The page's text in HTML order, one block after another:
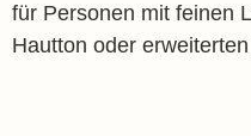
für Personen mit feinen
Hautton oder